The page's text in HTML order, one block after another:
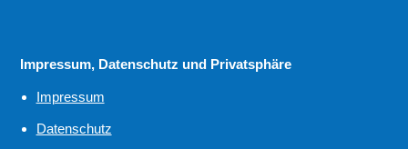
Impressum, Datenschutz und Privatsphäre
Impressum
Datenschutz